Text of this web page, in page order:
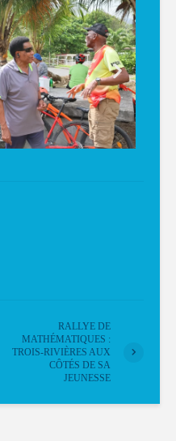
RALLYE DE
MATHÉMATIQUES :
TROIS-RIVIÈRES AUX
CÔTÉS DE SA
JEUNESSE